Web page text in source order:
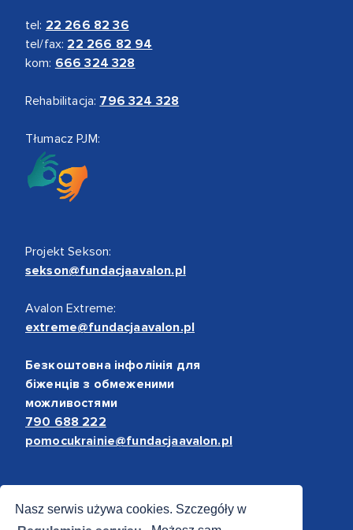
Nasz serwis używa cookies. Szczegóły w
tel: 22 266 82 36
tel/fax: 22 266 82 94
kom: 666 324 328
Rehabilitacja: 796 324 328
Tłumacz PJM:
Projekt Sekson:
sekson@fundacjaavalon.pl
Avalon Extreme:
extreme@fundacjaavalon.pl
Безкоштовна інфолінія для
біженців з обмеженими
можливостями
790 688 222
pomocukrainie@fundacjaavalon.pl
Bezpieczne płatności